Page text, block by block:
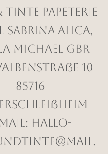
Tinte Papeterie
Sabrina Alica,
Michael GbR
10
85716
hallo-